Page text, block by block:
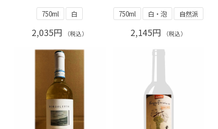
750ml 白
2,035円 （税込）
750ml 白・泡 自然派
2,145円 （税込）